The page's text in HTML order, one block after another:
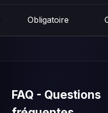
Obligatoire
FAQ - Questions